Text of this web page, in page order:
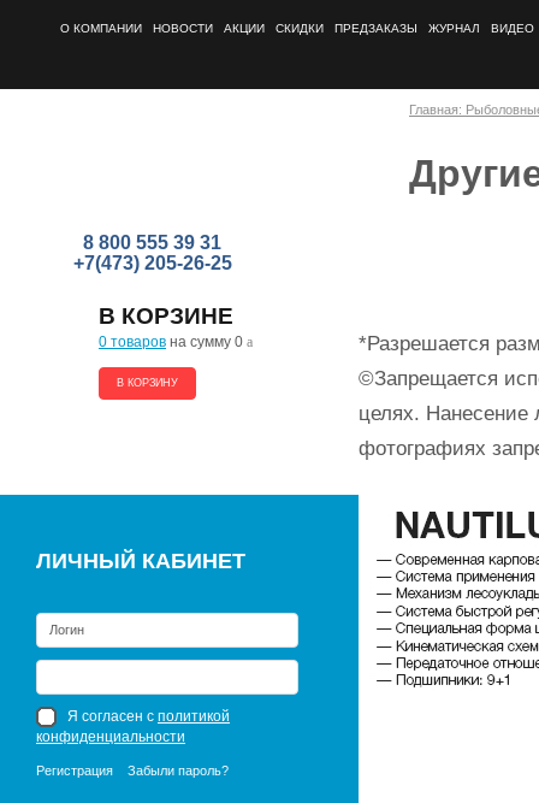
О КОМПАНИИ НОВОСТИ АКЦИИ СКИДКИ ПРЕДЗАКАЗЫ ЖУРНАЛ ВИДЕО
8 800 555 39 31
+7(473) 205-26-25
В КОРЗИНЕ
0 товаров на сумму 0 a
В КОРЗИНУ
ЛИЧНЫЙ КАБИНЕТ
Я согласен с политикой
конфиденциальности
Регистрация Забыли пароль?
Главная:
*Разрешается
©Запрещается
целях. Нанесение
фотографиях